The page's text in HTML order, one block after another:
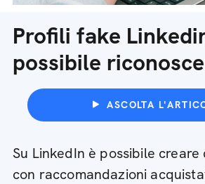
Profili fake
possibile
ASCOLTA
Su LinkedIn è possibile
con raccomandazioni